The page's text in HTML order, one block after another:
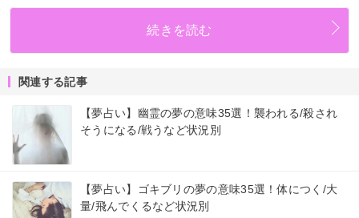
続きを読む
関連する記事
【夢占い】幽霊の夢の意味35選！襲われる/殺され
そうになる/戦うなど状況別
【夢占い】ゴキブリの夢の意味35選！体につく/大
量/飛んでくるなど状況別